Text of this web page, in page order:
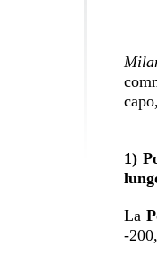
1)
La
-